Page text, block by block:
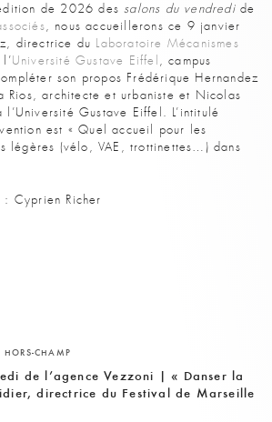
de 2026 dessalons du vendredide
, nous accueillerons ce 9 janvier
directrice du Laboratoire Mécanismes
Université Gustave Eiffel , campus
son propos Frédérique Hernandez
Rios, architecte et urbaniste et Nicolas
Gustave Eiffel. L’intitulé
est « Quel accueil pour les
légères (vélo, VAE, trottinettes…) dans
Cyprien Richer
HORS-CHAMP
de l’agence Vezzoni | « Danser la
directrice du Festival de Marseille